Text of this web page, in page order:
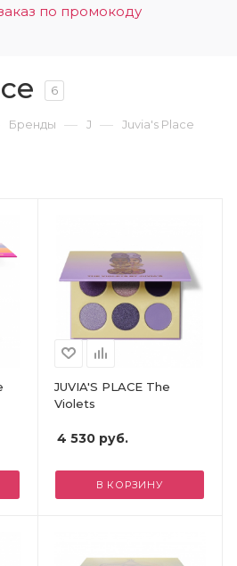
по промокоду
6
Бренды — J — Juvia's Place
JUVIA'S PLACE The
Violets
4 530руб.
В КОРЗИНУ